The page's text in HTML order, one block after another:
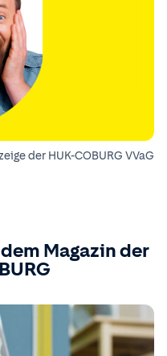
der HUK-COBURG VVaG
Magazin der